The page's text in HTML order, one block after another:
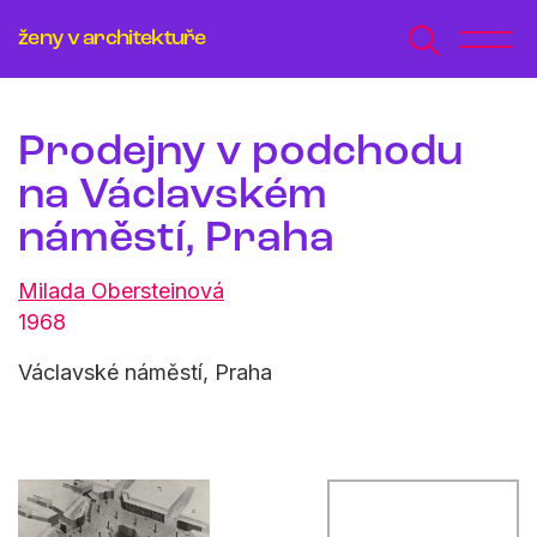
ženy v architektuře
Prodejny v podchodu
na Václavském
náměstí, Praha
Milada Obersteinová
1968
Václavské náměstí, Praha